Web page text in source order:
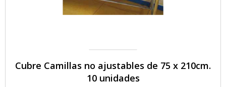
Cubre Camillas no ajustables de 75 x 210cm.
10 unidades